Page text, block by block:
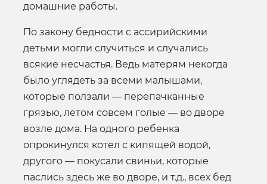
домашние работы.
По закону бедности с ассирийскими
детьми могли случиться и случались
всякие несчастья. Ведь матерям некогда
было углядеть за всеми малышами,
которые ползали — перепачканные
грязью, летом совсем голые — во дворе
возле дома. На одного ребенка
опрокинулся котел с кипящей водой,
другого — покусали свиньи, которые
паслись здесь же во дворе, и т.д., всех бед